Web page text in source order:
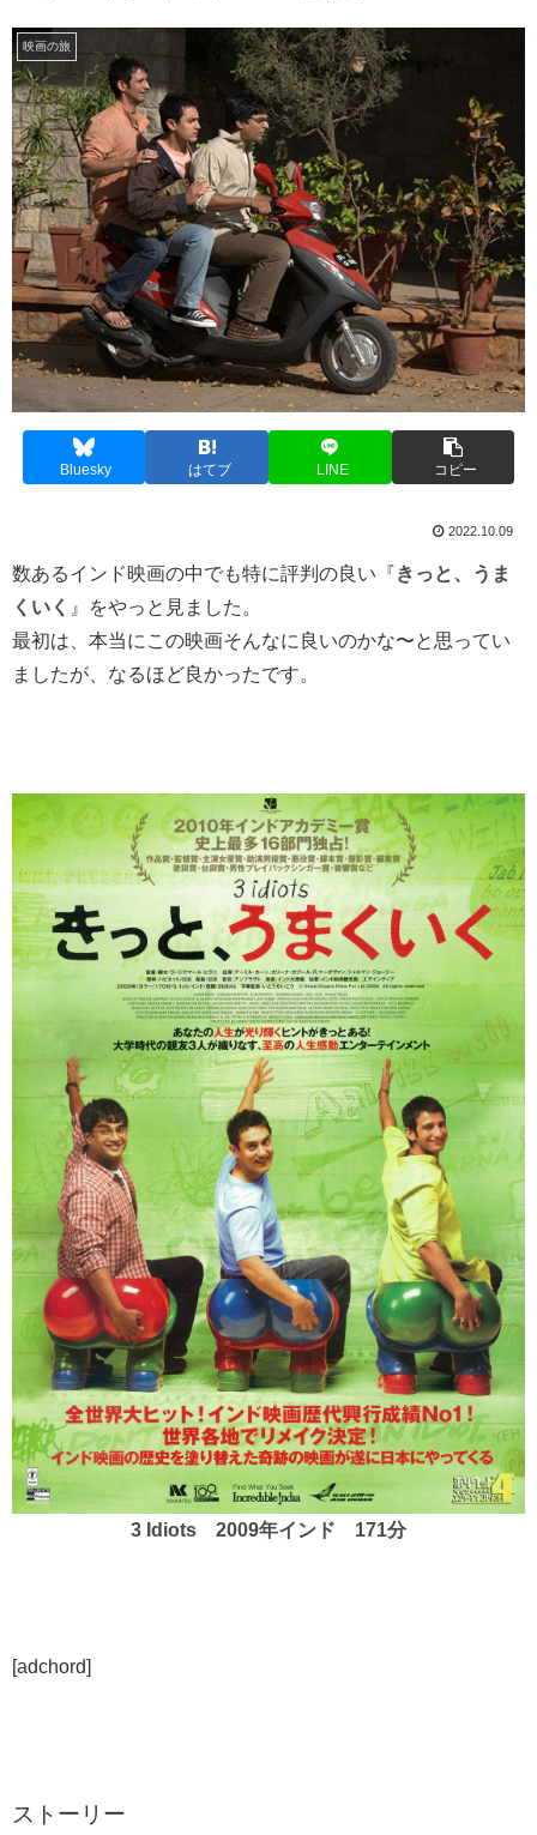
映画の旅
Bluesky はてブ LINE コピー
2022.10.09
数あるインド映画の中でも特に評判の良い『きっと、うま
くいく 』をやっと見ました。
最初は、本当にこの映画そんなに良いのかな〜と思ってい
ましたが、なるほど良かったです。
3 Idiots 2009年インド 171分
[adchord]
ストーリー